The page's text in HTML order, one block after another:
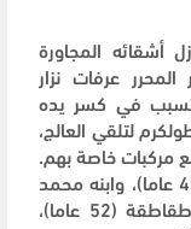
أشقائه المجاورة
عرفات نزار
مما تسبب في كسر يده
لتلقي العالج،
مركبات خاصة بهم.
واعتقال شقيقيه إياد معروف طقاطقة (40 عاما)، وابنه محمد
إياد طقاطقة (20 عاما)، ونهاد معروف طقاطقة (52 عاما)،